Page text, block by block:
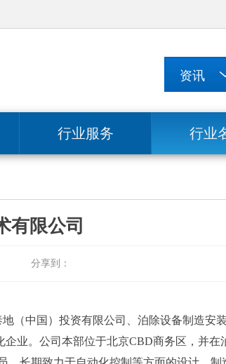
行业服务 行业
有限公司
分享到：
（中国）投资有限公司、泊除设备制造安
业。公司本部位于北京CBD商务区，并在